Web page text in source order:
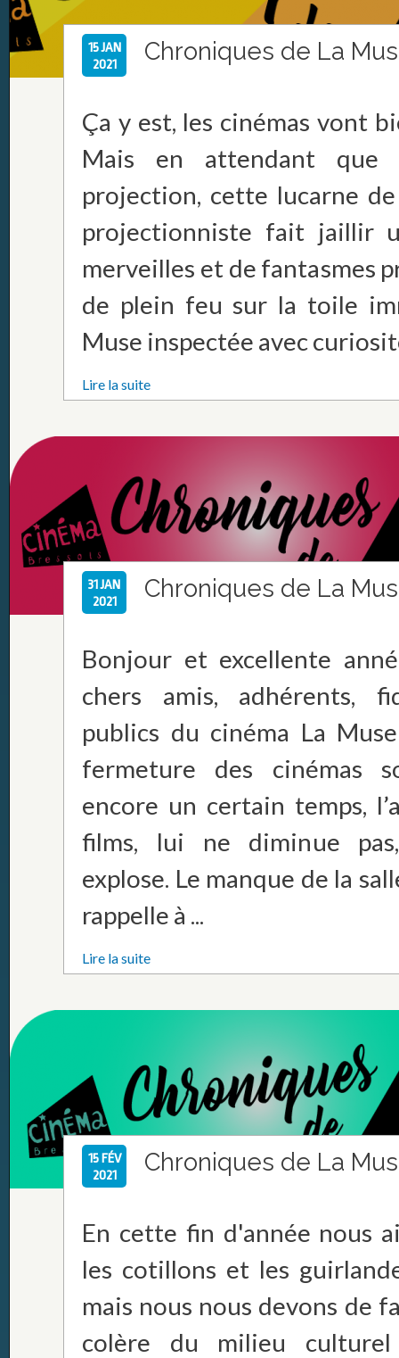
15 JAN
2021
Chroniques de La
Ça y est, les cinémas vont
Mais en attendant que
projection, cette lucarne
projectionniste fait jaillir
merveilles et de fantasmes
de plein feu sur la toile
Muse inspectée avec
Lire la suite
31 JAN
2021
Chroniques de La
Bonjour et excellente
chers amis, adhérents,
publics du cinéma La
fermeture des cinémas
encore un certain temps,
films, lui ne diminue
explose. Le manque de la
rappelle à ...
Lire la suite
15 FÉV
2021
Chroniques de La
En cette fin d'année nous
les cotillons et les
mais nous nous devons de
colère du milieu